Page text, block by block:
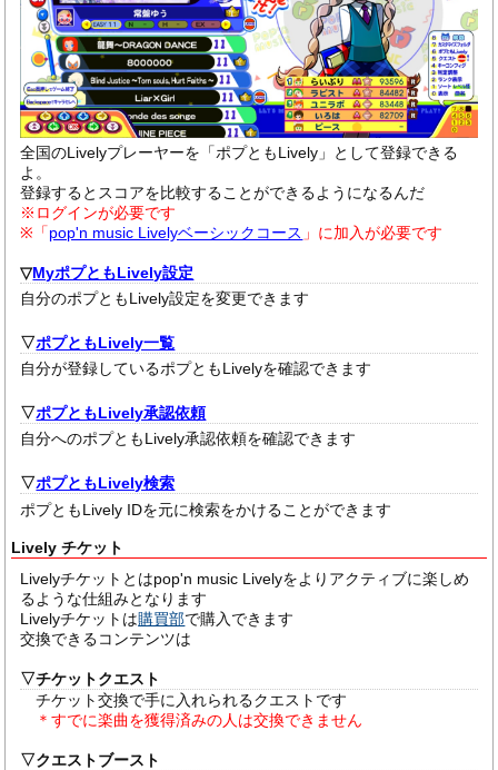
全国のLivelyプレーヤーを「ポプともLively」として登録できる
よ。
登録するとスコアを比較することができるようになるんだ
※ログインが必要です
※「pop'n music Livelyベーシックコース 」に加入が必要です
▽MyポプともLively設定
自分のポプともLively設定を変更できます
▽ポプともLively一覧
自分が登録しているポプともLivelyを確認できます
▽ポプともLively承認依頼
自分へのポプともLively承認依頼を確認できます
▽ポプともLively検索
ポプともLively IDを元に検索をかけることができます
Lively チケット
Livelyチケットとはpop'n music Livelyをよりアクティブに楽しめ
るような仕組みとなります
Livelyチケットは購買部で購入できます
交換できるコンテンツは
▽チケットクエスト
チケット交換で手に入れられるクエストです
＊すでに楽曲を獲得済みの人は交換できません
▽クエストブースト